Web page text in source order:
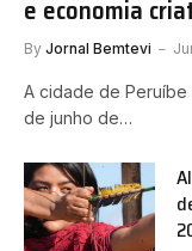
e economia
By Jornal Bemtevi
A cidade de
de junho de…